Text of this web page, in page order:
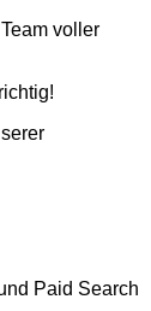
voller
Paid Search